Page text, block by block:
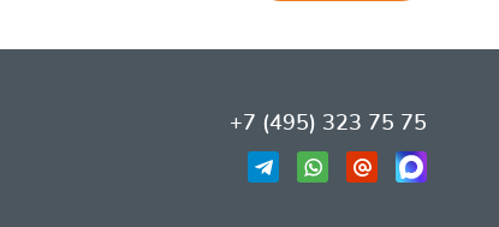
+7 (495) 323 75 75